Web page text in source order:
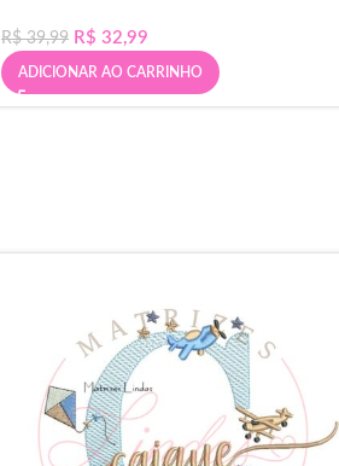
R$39,99 R$ 32,99
ADICIONAR AO CARRINHO